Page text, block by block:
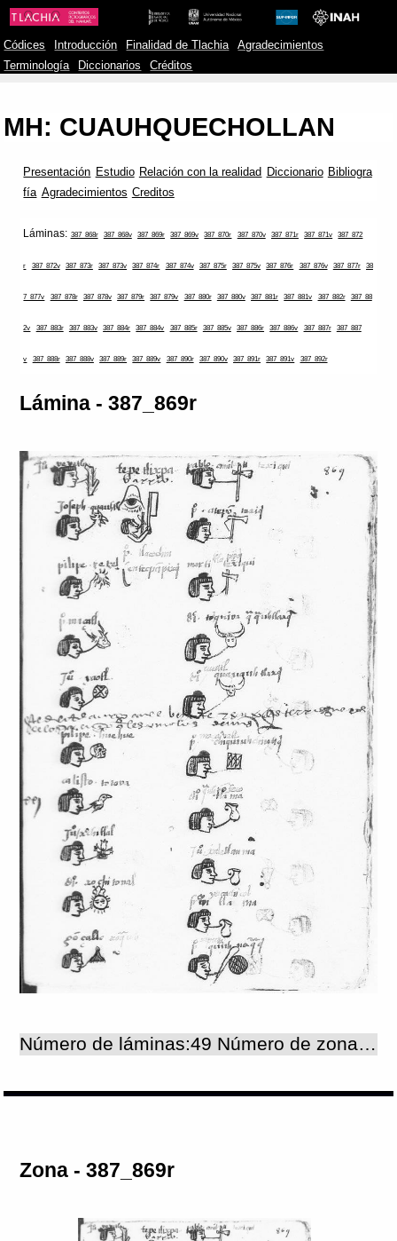
Códices Introducción Finalidad de Tlachia
Agradecimientos
Terminología
Diccionarios Créditos
MH: CUAUHQUECHOLLAN
Presentación Estudio Relación con la realidad Diccionario Bibliogra
fía Agradecimientos Creditos
Láminas: 387_868r 387_868v 387_869r 387_869v 387_870r 387_870v 387_871r 387_871v 387_872
r 387_872v 387_873r 387_873v 387_874r 387_874v 387_875r 387_875v 387_876r 387_876v 387_877r 38
7_877v 387_878r 387_878v 387_879r 387_879v 387_880r 387_880v 387_881r 387_881v 387_882r 387_88
2v 387_883r 387_883v 387_884r 387_884v 387_885r 387_885v 387_886r 387_886v 387_887r 387_887
v 387_888r 387_888v 387_889r 387_889v 387_890r 387_890v 387_891r 387_891v 387_892r
Lámina - 387_869r
Número de láminas:49 Número de zonas:49
Zona - 387_869r